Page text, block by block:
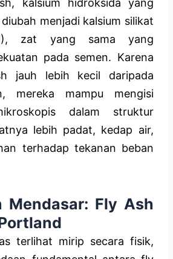
kalsium hidroksida yang
menjadi kalsium silikat
zat yang sama yang
pada semen. Karena
jauh lebih kecil daripada
mereka mampu mengisi
dalam struktur
lebih padat, kedap air,
terhadap tekanan beban
Mendasar: Fly Ash
terlihat mirip secara fisik,